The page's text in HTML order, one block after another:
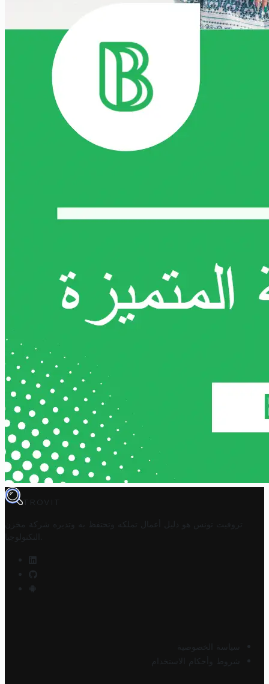
TROVIT
تروفيت تونس هو دليل أعمال تملكه وتحتفظ به وتديره
شركة مخزن
التكنولوجيا
سياسة الخصوصية
شروط وأحكام الاستخدام